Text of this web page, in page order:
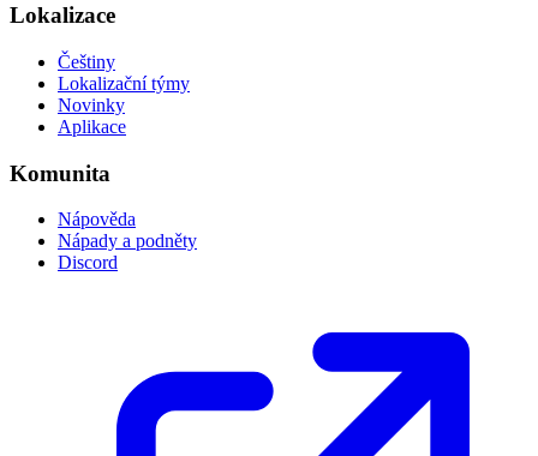
Lokalizace
Češtiny
Lokalizační týmy
Novinky
Aplikace
Komunita
Nápověda
Nápady a podněty
Discord